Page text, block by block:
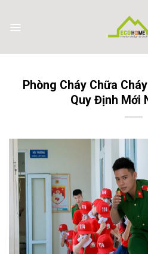
content
Phòng Cháy Chữa
Quy Định Mới